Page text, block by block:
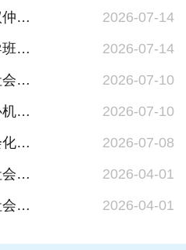
乌鲁木齐市劳动人事争议仲裁院领导班子成员
2026-07-14
市劳动能力鉴定中心领导班子成员
2026-07-14
乌鲁木齐市人力资源和社会保障信息中心（乌鲁木齐市社会保障卡管理中心）领导班子成员
2026-07-10
乌鲁木齐市社会保险中心机构设置主要职责
2026-07-10
乌鲁木齐市退休人员社会化管理服务中心领导班子成员和机构设置主要职责
2026-07-08
乌鲁木齐市人力资源和社会保障局
2026-04-01
乌鲁木齐市人力资源和社会保障局领导班子成员
2026-04-01